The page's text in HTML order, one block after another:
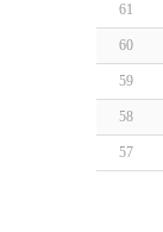
61
60
59
58
57